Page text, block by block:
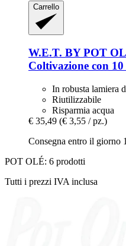
Carrello
W.E.T. BY POT
Coltivazione con
In robusta lamiera
Riutilizzabile
Risparmia acqua
€ 35,49 (€ 3,55 / pz.)
Consegna entro il giorno
POT OLÉ: 6 prodotti
Tutti i prezzi IVA inclusa